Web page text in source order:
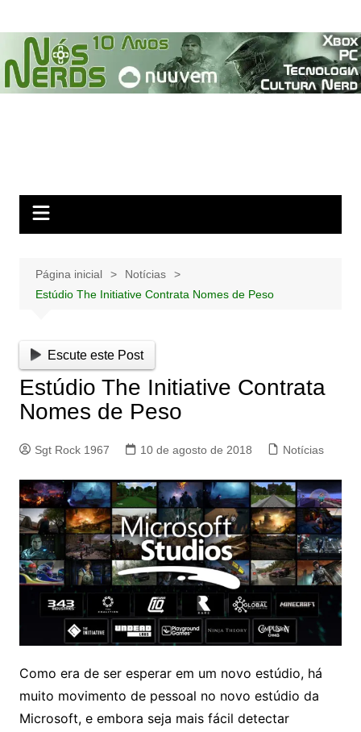
para
conteúdo
Página inicial
Notícias
Estúdio The Initiative Contrata Nomes de Peso
Escute este Post
Estúdio The Initiative Contrata
Nomes de Peso
Sgt Rock 1967 10 de agosto de 2018 Notícias
Como era de ser esperar em um novo estúdio, há
muito movimento de pessoal no novo estúdio da
Microsoft, e embora seja mais fácil detectar